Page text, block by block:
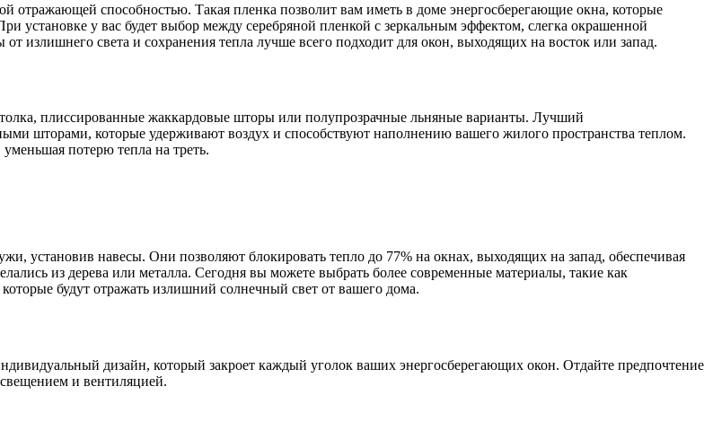
способностью. Такая пленка позволит вам иметь в доме энергосберегающие окна, которые
установке у вас будет выбор между серебряной пленкой с зеркальным эффектом, слегка окрашенной
излишнего света и сохранения тепла лучше всего подходит для окон, выходящих на восток или запад.
плиссированные жаккардовые шторы или полупрозрачные льняные варианты. Лучший
шторами, которые удерживают воздух и способствуют наполнению вашего жилого пространства теплом.
потерю тепла на треть.
установив навесы. Они позволяют блокировать тепло до 77% на окнах, выходящих на запад, обеспечивая
из дерева или металла. Сегодня вы можете выбрать более современные материалы, такие как
будут отражать излишний солнечный свет от вашего дома.
дизайн, который закроет каждый уголок ваших энергосберегающих окон. Отдайте предпочтение
и вентиляцией.